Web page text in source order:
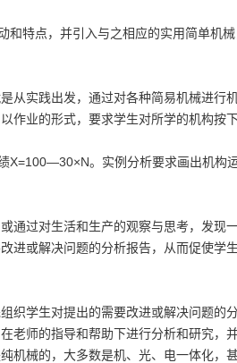
特点，并引入与之相应的实用简单机
实践出发，通过对各种简易机械进行
作业的形式，要求学生对所学的机构按
。实例分析要求画出机构
过对生活和生产的观察与思考，发现
进或解决问题的分析报告，从而促使学
学生对提出的需要改进或解决问题的
老师的指导和帮助下进行分析和研究，
机械的，大多数是机、光、电一体化，